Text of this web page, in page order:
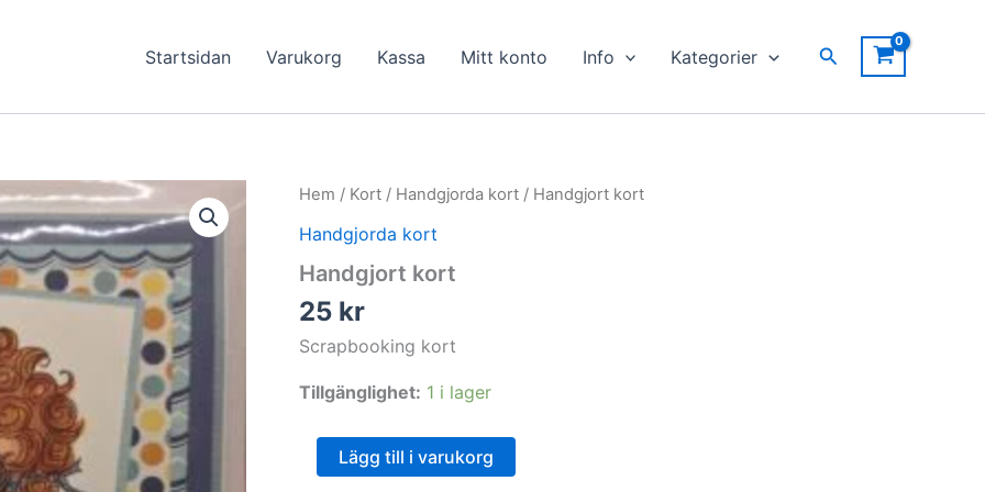
Startsidan Varukorg Kassa Mitt konto Info Kategorier Sök
Hem / Kort / Handgjorda kort / Handgjort kort
Handgjorda kort
Handgjort kort
25 kr
Scrapbooking kort
Tillgänglighet: 1 i lager
HandgjortLägg till i varukorg